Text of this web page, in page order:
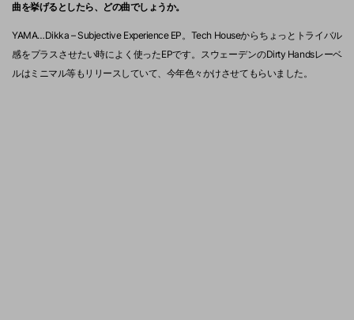
曲を挙げるとしたら、どの曲でしょうか。
YAMA…Dikka – Subjective Experience EP。Tech Houseからちょっとトライバル
感をプラスさせたい時によく使ったEPです。スウェーデンのDirty Handsレーベ
ルはミニマル等もリリースしていて、今年色々かけさせてもらいました。